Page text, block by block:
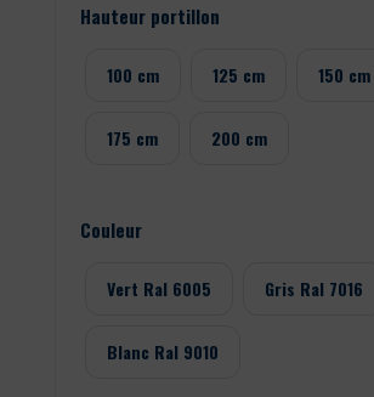
Hauteur portillon
100 cm 125 cm 150 cm
175 cm 200 cm
Couleur
Vert Ral 6005 Gris Ral 7016
Blanc Ral 9010